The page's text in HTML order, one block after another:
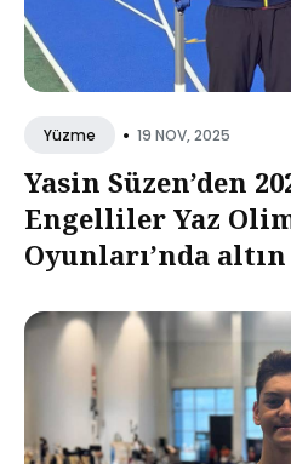
Yüzme • 19 NOV, 2025
Yasin Süzen’den
Engelliler Yaz
Oyunları’nda